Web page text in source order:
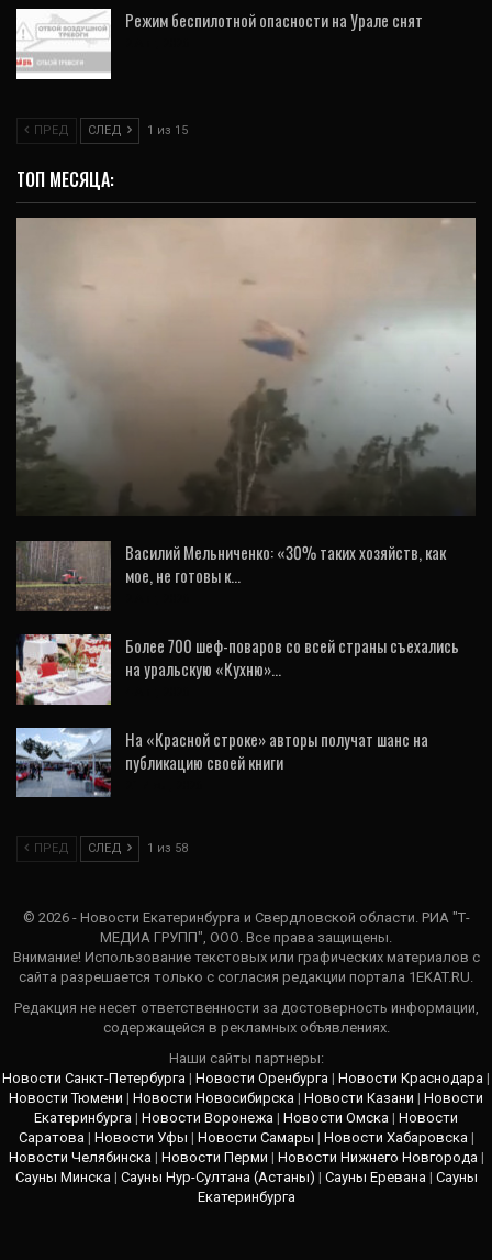
Режим беспилотной опасности на Урале снят
ПРЕД СЛЕД 1 из 15
ТОП МЕСЯЦА:
ВИДЕО
Торнадо на Урале оставил 4 тысячи домов
без света (ВИДЕО)
Василий Мельниченко: «30% таких хозяйств, как
мое, не готовы к…
Более 700 шеф-поваров со всей страны съехались
на уральскую «Кухню»…
На «Красной строке» авторы получат шанс на
публикацию своей книги
ПРЕД СЛЕД 1 из 58
© 2026 - Новости Екатеринбурга и Свердловской области. РИА "Т-
МЕДИА ГРУПП", ООО. Все права защищены.
Внимание! Использование текстовых или графических материалов с
сайта разрешается только c согласия редакции портала 1EKAT.RU.
Редакция не несет ответственности за достоверность информации,
содержащейся в рекламных объявлениях.
Наши сайты партнеры:
Новости Санкт-Петербурга | Новости Оренбурга | Новости Краснодара |
Новости Тюмени | Новости Новосибирска | Новости Казани | Новости
Екатеринбурга | Новости Воронежа | Новости Омска | Новости
Саратова| Новости Уфы | Новости Самары | Новости Хабаровска|
Новости Челябинска| Новости Перми | Новости Нижнего Новгорода|
Сауны Минска| Сауны Нур-Султана (Астаны) | Сауны Еревана| Сауны
Екатеринбурга